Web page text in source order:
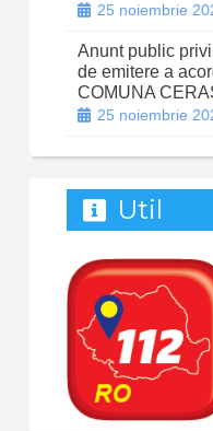
25 noiembrie
Anunt public
de emitere a
COMUNA
25 noiembrie
Util